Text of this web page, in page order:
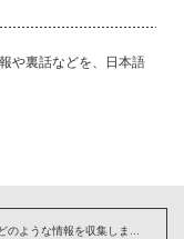
や裏話などを、日本語
OUPはどのような情報を収集しますか?